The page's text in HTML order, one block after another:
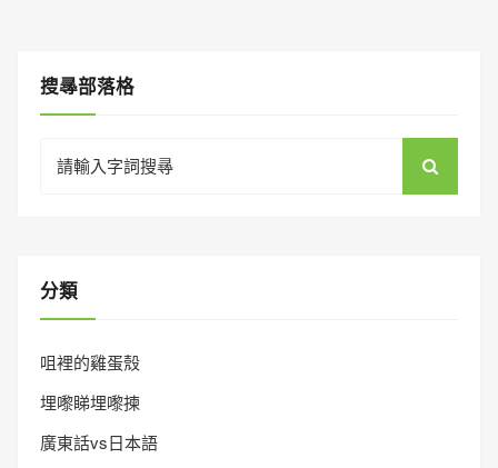
搜㝷部落格
for:
分類
咀裡的雞蛋殼
埋嚟睇埋嚟揀
廣東話vs日本語